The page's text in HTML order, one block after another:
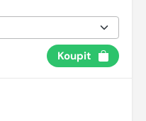
Koupit